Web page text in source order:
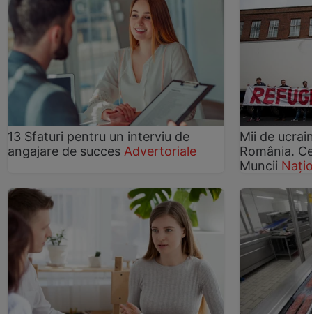
13 Sfaturi pentru un interviu de
angajare de succes Advertoriale
Mii de
România.
Muncii